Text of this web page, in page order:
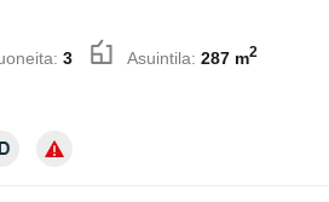
3 Asuintila: 287 m2